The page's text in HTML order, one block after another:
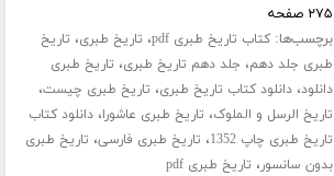
۲۷۵ صفحه
برچسب‌ها:کتاب تاریخ طبری pdf ، تاریخ طبری، تاریخ
طبری جلد ‌دهم، جلد دهم تاریخ طبری، تاریخ طبری
دانلود،دانلود کتاب تاریخ طبری، تاریخ طبری چیست،
تاریخ الرسل و الملوک، تاریخ طبری عاشورا،دانلود کتاب
تاریخ طبری چاپ 1352
، تاریخ طبری فارسی، تاریخ طبری
بدون سانسور، تاریخ طبری pdf